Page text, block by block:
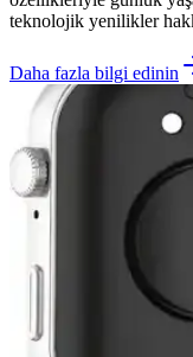
teknolojik yenilikler
Daha fazla bilgi edinin